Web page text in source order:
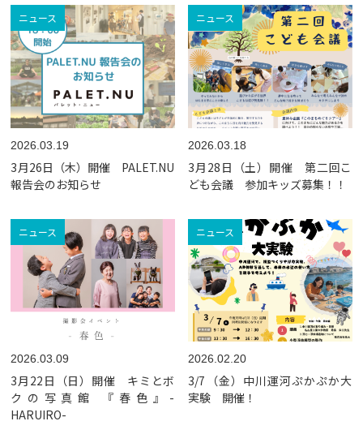
ニュース
2026.03.19
3月26日（木）開催 PALET.NU
報告会のお知らせ
ニュース
2026.03.18
3月28日（土）開催 第二回こ
ども会議 参加キッズ募集！！
ニュース
2026.03.09
3月22日（日）開催 キミとボ
クの写真館 『春色』-
HARUIRO-
ニュース
2026.02.20
3/7（金）中川運河ぷかぷか大
実験 開催！